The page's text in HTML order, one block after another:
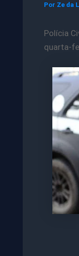
Por Ze da
Polícia
quarta-